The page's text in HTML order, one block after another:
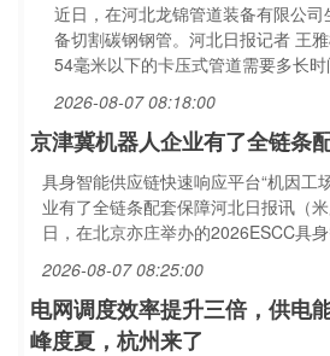
近日，在河北龙锦管道装备有限公
备切割碳钢钢管。河北日报记者 王
54毫米以下的卡压式管道需要多长时
2026-08-07 08:18:00
京津冀机器人企业有了全链条
具身智能供应链快速响应平台“机因工
业有了全链条配套保障河北日报讯（
日，在北京亦庄举办的2026ESCC具
2026-08-07 08:25:00
电网调度效率提升三倍，供电
峰度夏，杭州来了